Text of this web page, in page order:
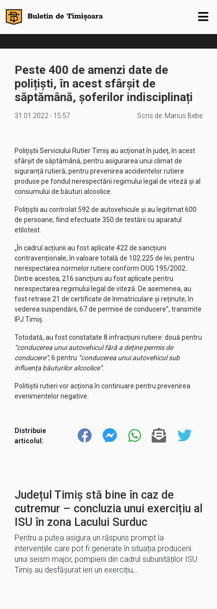
Peste 400 de amenzi date de
polițiști, în acest sfârșit de
săptămână, șoferilor indisciplinați
31.01.2022 - 15:57 Scris de: Marius Bebe
Polițiștii Serviciului Rutier Timiș au acționat în județ, în acest
sfârșit de săptămână, pentru asigurarea unui climat de
siguranță rutieră, pentru prevenirea accidentelor rutiere
produse pe fondul nerespectării regimului legal de viteză și al
consumului de băuturi alcoolice.
Polițiștii au controlat 592 de autovehicule și au legitimat 600
de persoane, fiind efectuate 350 de testării cu aparatul
etilotest.
„În cadrul acțiunii au fost aplicate 422 de sancțiuni
contravenționale, în valoare totală de 102.225 de lei, pentru
nerespectarea normelor rutiere conform OUG 195/2002.
Dintre acestea, 216 sancțiuni au fost aplicate pentru
nerespectarea regimului legal de viteză. De asemenea, au
fost retrase 21 de certificate de înmatriculare și reținute, în
vederea suspendării, 67 de permise de conducere”, transmite
IPJ Timiș.
Totodată, au fost constatate 8 infracțiuni rutiere: două pentru
“conducerea unui autovehicul fără a deține permis de
conducere”; 6 pentru “conducerea unui autovehicul sub
influența băuturilor alcoolice”.
Politiștii rutieri vor acționa în continuare pentru prevenirea
evenimentelor negative.
Distribuie
articolul:
Județul Timiș stă bine în caz de
cutremur – concluzia unui exercițiu al
ISU în zona Lacului Surduc
Pentru a putea asigura un răspuns prompt la
intervențiile care pot fi generate în situația producerii
unui seism major, pompierii din cadrul subunităților ISU
Timiș au desfășurat ieri un exercițiu,…